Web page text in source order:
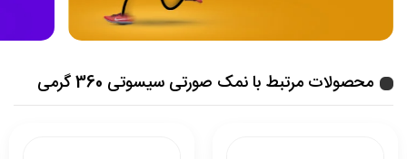
محصولات مرتبط با نمک صورتی سیسوتی 360 گرمی